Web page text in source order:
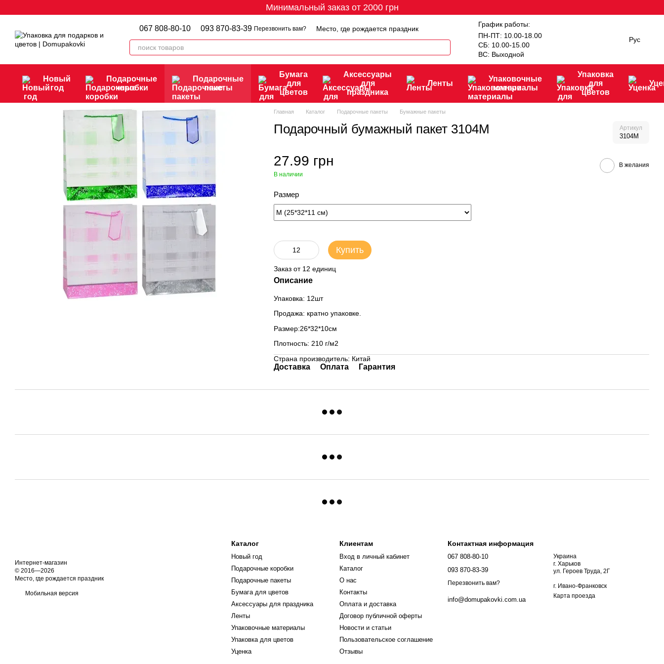
Минимальный заказ от 2000 грн
067 808-80-10 093 870-83-39 Перезвонить вам? Место, где рождается праздник
График работы:
ПН-ПТ: 10.00-18.00
СБ: 10.00-15.00
ВС: Выходной
Рус
Новый
год
Подарочные
коробки
Подарочные
пакеты
Бумага
для
цветов
Аксессуары
для
праздника
Ленты
Упаковочные
материалы
Упаковка
для
цветов
Главная Каталог Подарочные пакеты Бумажные пакеты
Подарочный бумажный пакет 3104M Артикул
3104M
27.99 грн
В наличии
В желания
Размер
Купить
Заказ от 12 единиц
Описание
Упаковка: 12шт
Продажа: кратно упаковке.
Размер:26*32*10см
Плотность: 210 г/м2
Страна производитель: Китай
Доставка Оплата Гарантия
Интернет-магазин
© 2016—2026
Место, где рождается праздник
Мобильная версия
Каталог
Новый год
Подарочные коробки
Подарочные пакеты
Бумага для цветов
Аксессуары для праздника
Ленты
Упаковочные материалы
Упаковка для цветов
Уценка
Клиентам
Вход в личный кабинет
Каталог
О нас
Контакты
Оплата и доставка
Договор публичной оферты
Новости и статьи
Пользовательское соглашение
Отзывы
Контактная информация
067 808-80-10
093 870-83-39
Перезвонить вам?
info@domupakovki.com.ua
Украина
г. Харьков
ул. Героев Труда, 2Г
г. Ивано-Франковск
Карта проезда